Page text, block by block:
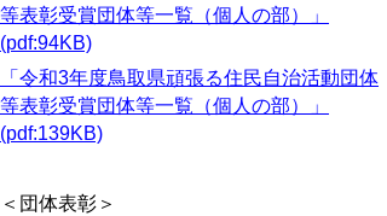
等表彰受賞団体等一覧（個人の部）」
(pdf:94KB)
「令和3年度鳥取県頑張る住民自治活動団体
等表彰受賞団体等一覧（個人の部）」
(pdf:139KB)
＜団体表彰＞